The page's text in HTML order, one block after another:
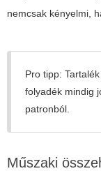
nemcsak kényelmi,
Pro tipp:
folyadék mindig
patronból.
Műszaki